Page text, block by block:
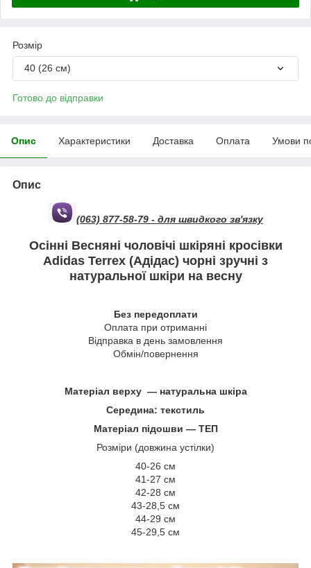
Розмір
40 (26 см)
Готово до відправки
Опис Характеристики Доставка Оплата Умови
Опис
(063) 877-58-79 - для швидкого зв'язку
Осінні Весняні чоловічі шкіряні кросівки
Adidas Terrex (Адідас) чорні зручні з
натуральної шкіри на весну
Без передоплати
Оплата при отриманні
Відправка в день замовлення
Обмін/повернення
Матеріал верху ― натуральна шкіра
Середина: текстиль
Матеріал підошви ― ТЕП
Розміри (довжина устілки)
40-26 см
41-27 см
42-28 см
43-28,5 см
44-29 см
45-29,5 см